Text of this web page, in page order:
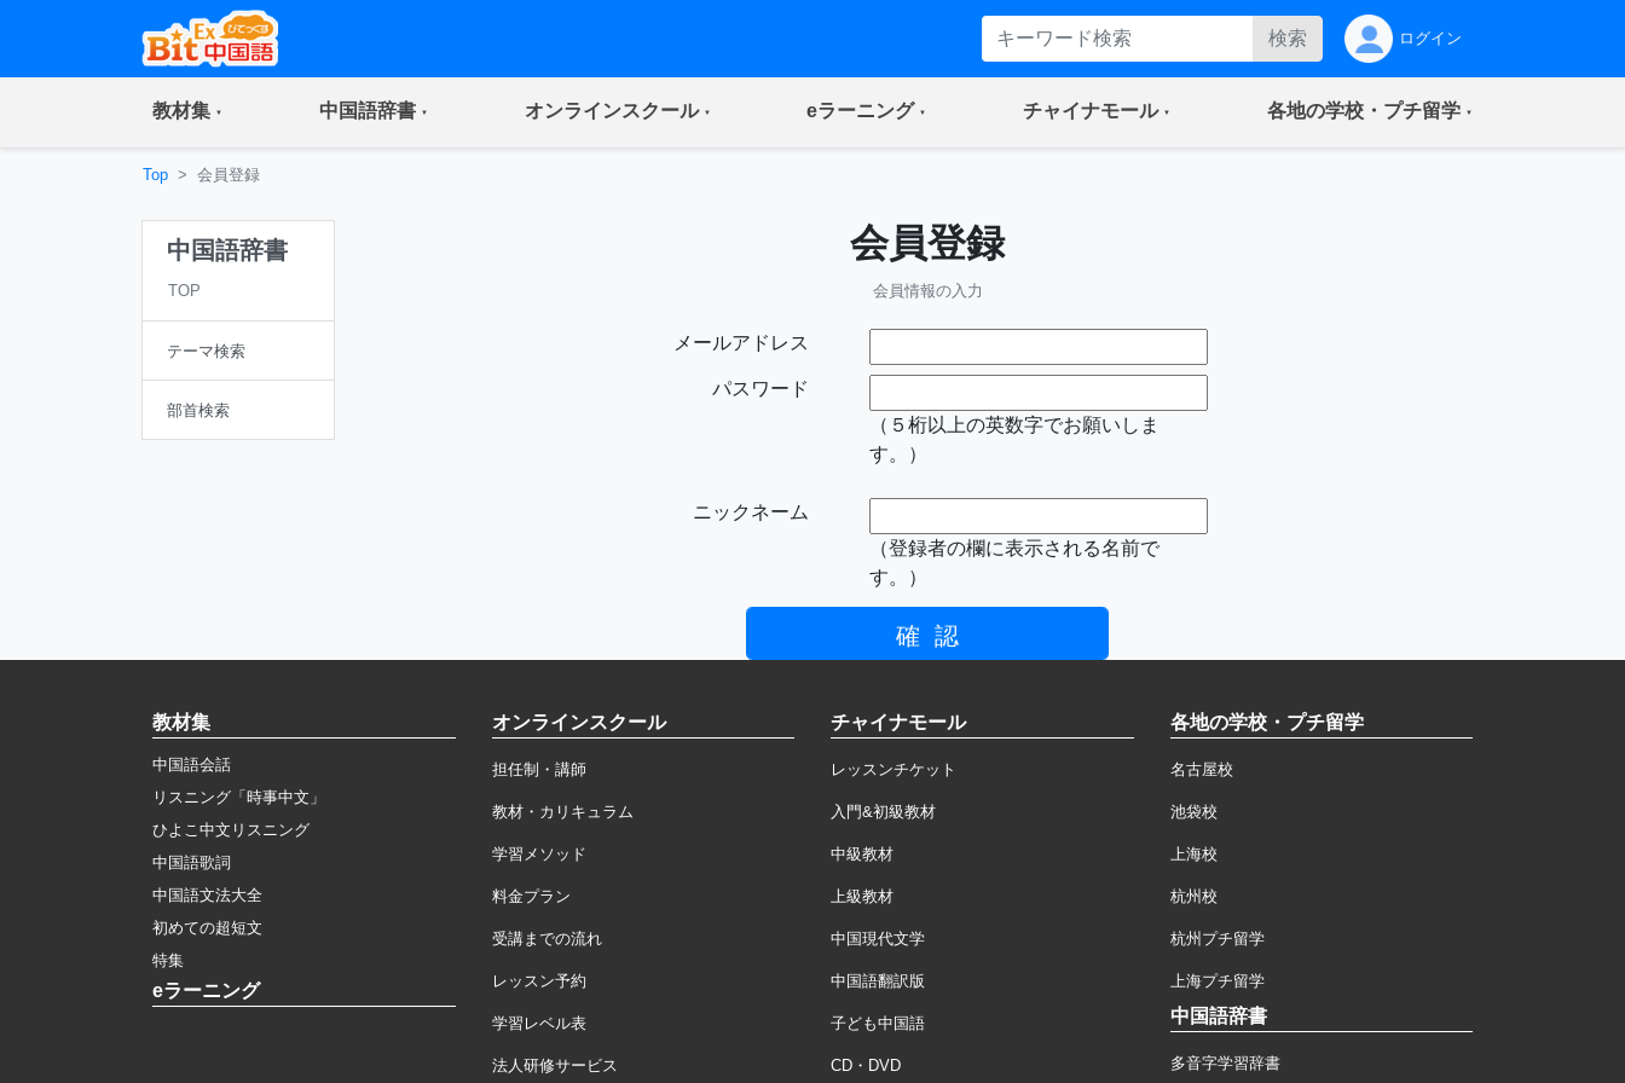
検索 ログイン
教材集(current) 中国語辞書(current) オンラインスクール(current) eラーニング(current) チャイナモール(current) 各地の学校・プチ留学(current)
Top 会員登録
中国語辞書
TOP
テーマ検索
部首検索
会員登録
会員情報の入力
メールアドレス
パスワード
（５桁以上の英数字でお願いしま
す。）
ニックネーム
（登録者の欄に表示される名前で
す。）
教材集
中国語会話
リスニング「時事中文」
ひよこ中文リスニング
中国語歌詞
中国語文法大全
初めての超短文
特集
eラーニング
オンラインスクール
担任制・講師
教材・カリキュラム
学習メソッド
料金プラン
受講までの流れ
レッスン予約
学習レベル表
法人研修サービス
チャイナモール
レッスンチケット
入門&初級教材
中級教材
上級教材
中国現代文学
中国語翻訳版
子ども中国語
CD・DVD
各地の学校・プチ留学
名古屋校
池袋校
上海校
杭州校
杭州プチ留学
上海プチ留学
中国語辞書
多音字学習辞書